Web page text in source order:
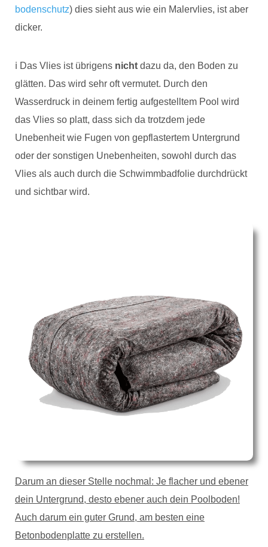
bodenschutz) dies sieht aus wie ein Malervlies, ist aber
dicker.
ℹ️ Das Vlies ist übrigens nicht dazu da, den Boden zu
glätten. Das wird sehr oft vermutet. Durch den
Wasserdruck in deinem fertig aufgestelltem Pool wird
das Vlies so platt, dass sich da trotzdem jede
Unebenheit wie Fugen von gepflastertem Untergrund
oder der sonstigen Unebenheiten, sowohl durch das
Vlies als auch durch die Schwimmbadfolie durchdrückt
und sichtbar wird.
Darum an dieser Stelle nochmal: Je flacher und ebener
dein Untergrund, desto ebener auch dein Poolboden!
Auch darum ein guter Grund, am besten eine
Betonbodenplatte zu erstellen.